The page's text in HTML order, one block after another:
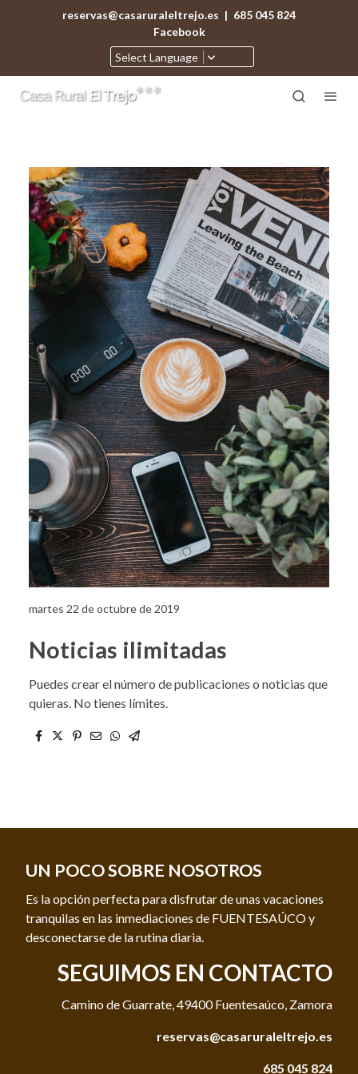
reservas@casaruraleltrejo.es | 685 045 824
Facebook
Select Language
martes 22 de octubre de 2019
Noticias ilimitadas
Puedes crear el número de publicaciones o noticias que
quieras. No tienes límites.
UN POCO SOBRE NOSOTROS
Es la opción perfecta para disfrutar de unas vacaciones
tranquilas en las inmediaciones de FUENTESAÚCO y
desconectarse de la rutina diaria.
SEGUIMOS EN CONTACTO
Camino de Guarrate, 49400 Fuentesaúco, Zamora
reservas@casaruraleltrejo.es
685 045 824